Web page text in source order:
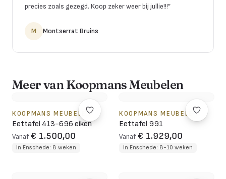
precies zoals gezegd. Koop zeker weer bij jullie!!!”
M Montserrat Bruins
Meer van Koopmans Meubelen
KOOPMANS MEUBELEN
Eettafel 413-696 eiken
Vanaf € 1.500,00
In Enschede: 8 weken
KOOPMANS MEUBELEN
Eettafel 991
Vanaf € 1.929,00
In Enschede: 8-10 weken